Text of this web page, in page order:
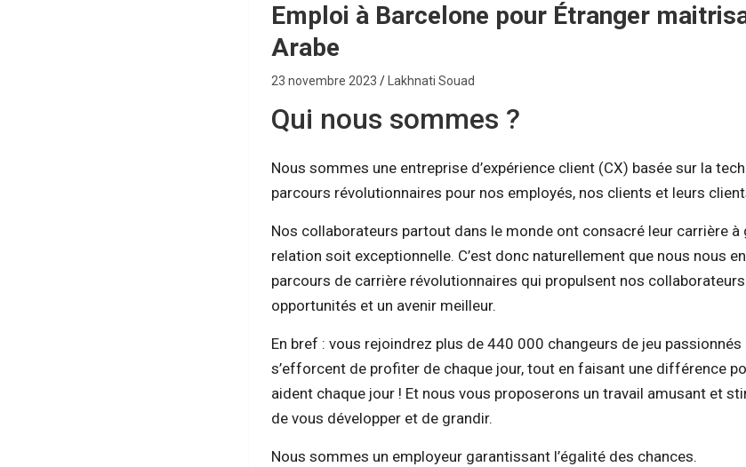
Emploi à Barcelone pour Étranger
Arabe
23 novembre 2023 Lakhnati Souad
Qui nous sommes ?
Nous sommes une entreprise d’expérience client (CX) basée sur la
parcours révolutionnaires pour nos employés, nos clients et leurs
Nos collaborateurs partout dans le monde ont consacré leur carrière à
relation soit exceptionnelle. C’est donc naturellement que nous nous
parcours de carrière révolutionnaires qui propulsent nos
opportunités et un avenir meilleur.
En bref : vous rejoindrez plus de 440 000 changeurs de jeu
s’efforcent de profiter de chaque jour, tout en faisant une différence
aident chaque jour ! Et nous vous proposerons un travail amusant et
de vous développer et de grandir.
Nous sommes un employeur garantissant l’égalité des chances.